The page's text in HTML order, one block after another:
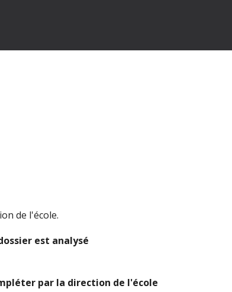
de l'école.
est analysé
par la direction de l'école